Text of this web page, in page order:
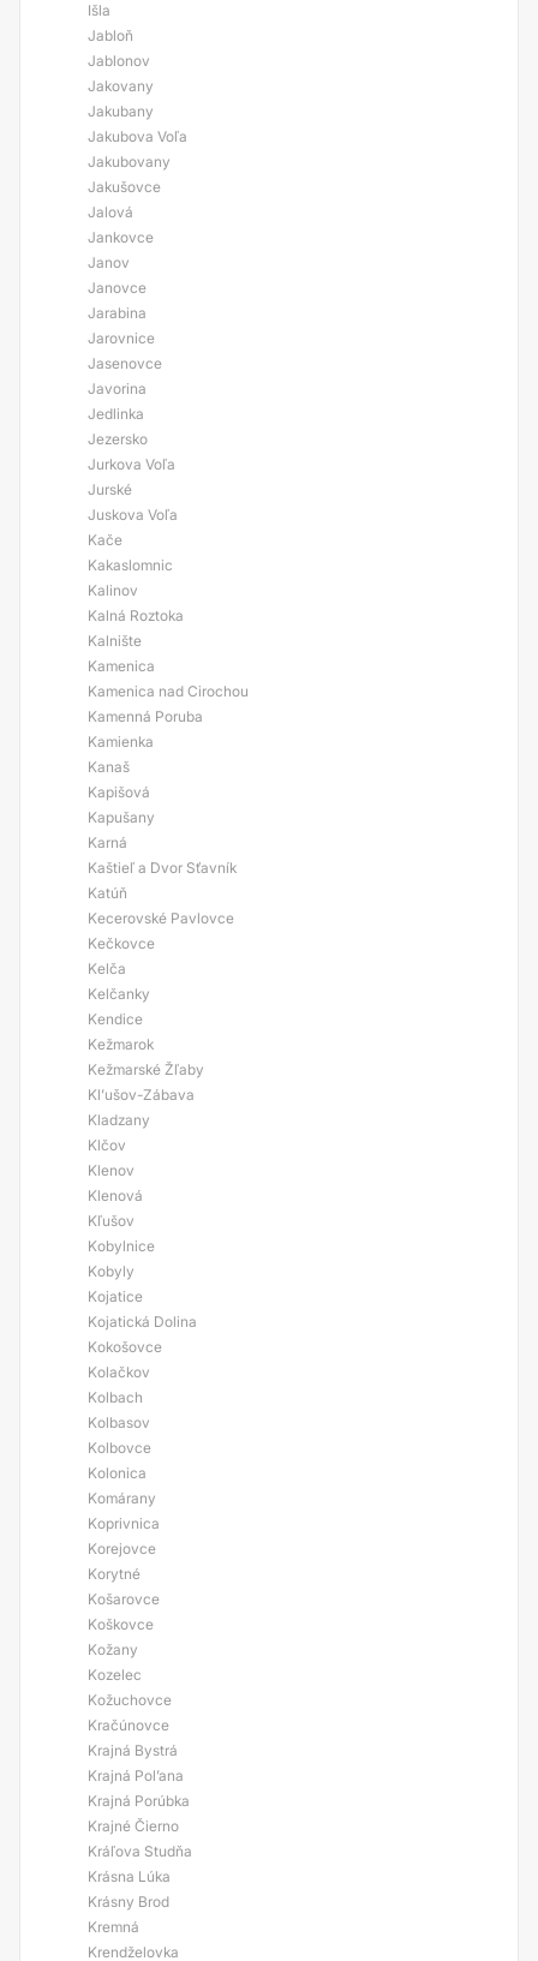
Išla
Jabloň
Jablonov
Jakovany
Jakubany
Jakubova Voľa
Jakubovany
Jakušovce
Jalová
Jankovce
Janov
Janovce
Jarabina
Jarovnice
Jasenovce
Javorina
Jedlinka
Jezersko
Jurkova Voľa
Jurské
Juskova Voľa
Kače
Kakaslomnic
Kalinov
Kalná Roztoka
Kalnište
Kamenica
Kamenica nad Cirochou
Kamenná Poruba
Kamienka
Kanaš
Kapišová
Kapušany
Karná
Kaštieľ a Dvor Sťavník
Katúň
Kecerovské Pavlovce
Kečkovce
Kelča
Kelčanky
Kendice
Kežmarok
Kežmarské Žľaby
Kl’ušov-Zábava
Kladzany
Klčov
Klenov
Klenová
Kľušov
Kobylnice
Kobyly
Kojatice
Kojatická Dolina
Kokošovce
Kolačkov
Kolbach
Kolbasov
Kolbovce
Kolonica
Komárany
Koprivnica
Korejovce
Korytné
Košarovce
Koškovce
Kožany
Kozelec
Kožuchovce
Kračúnovce
Krajná Bystrá
Krajná Pol’ana
Krajná Porúbka
Krajné Čierno
Kráľova Studňa
Krásna Lúka
Krásny Brod
Kremná
Krendželovka